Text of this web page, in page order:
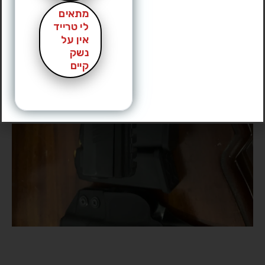
מתאים
לי טרייד
אין על
נשק
קיים